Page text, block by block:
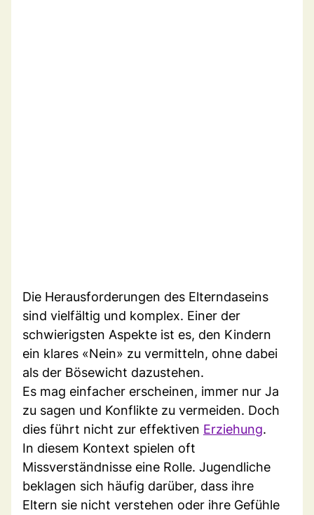
Die Herausforderungen des Elterndaseins
sind vielfältig und komplex. Einer der
schwierigsten Aspekte ist es, den Kindern
ein klares «Nein» zu vermitteln, ohne dabei
als der Bösewicht dazustehen.
Es mag einfacher erscheinen, immer nur Ja
zu sagen und Konflikte zu vermeiden. Doch
dies führt nicht zur effektiven Erziehung.
In diesem Kontext spielen oft
Missverständnisse eine Rolle. Jugendliche
beklagen sich häufig darüber, dass ihre
Eltern sie nicht verstehen oder ihre Gefühle